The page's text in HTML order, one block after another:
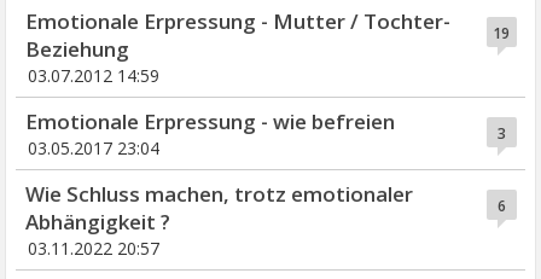
19
Emotionale Erpressung - Mutter / Tochter-
Beziehung
03.07.2012 14:59
3
Emotionale Erpressung - wie befreien
03.05.2017 23:04
6
Wie Schluss machen, trotz emotionaler
Abhängigkeit ?
03.11.2022 20:57